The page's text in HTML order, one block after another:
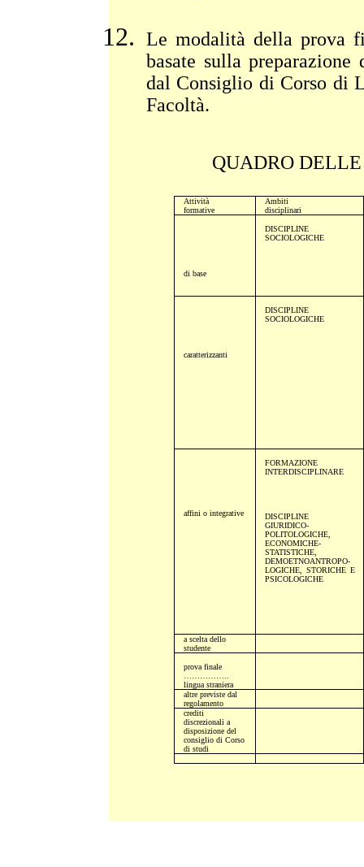
Le modalità della prova
basate sulla
dal Consiglio di Corso di
Facoltà.
QUADRO
Attività
formative
Ambiti
disciplinari
di base
DISCIPLINE
SOCIOLOGICHE
caratterizzanti
DISCIPLINE
SOCIOLOGICHE
affini o integrative
FORMAZIONE
INTERDISCIPLINARE
DISCIPLINE
GIURIDICO-
POLITOLOGICHE,
ECONOMICHE-
STATISTICHE,
DEMOETNOANTROPO-
LOGICHE, STORICHE E
PSICOLOGICHE
a scelta dello
studente
prova finale
lingua straniera
altre previste dal
regolamento
crediti
discrezionali a
disposizione del
consiglio di Corso
di studi